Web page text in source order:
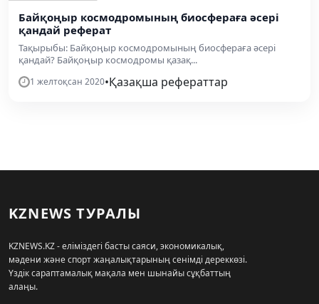
Байқоңыр космодромының биосфераға әсері
қандай реферат
Тақырыбы: Байқоңыр космодромының биосфераға әсері
қандай? Байқоңыр космодромы қазақ...
1 желтоқсан 2020•Қазақша рефераттар
KZNEWS ТУРАЛЫ
KZNEWS.KZ - еліміздегі басты саяси, экономикалық,
мәдени және спорт жаңалықтарының сенімді дереккөзі.
Үздік сараптамалық мақала мен шынайы сұқбаттың
алаңы.